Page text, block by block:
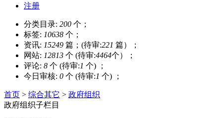
注册
分类目录: 200 个；
标签: 10638 个；
资讯: 15249 篇；(待审:221 篇）；
网站: 12813 个 (待审:4464个）；
评论: 8 个 (待审:1 个) ；
今日审核: 0 个 (待审:1 个) ；
首页 > 综合其它 > 政府组织
政府组织子栏目